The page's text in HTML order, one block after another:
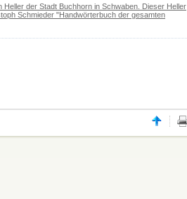
der Stadt Buchhorn in Schwaben. Dieser Heller
Schmieder "Handwörterbuch der gesamten